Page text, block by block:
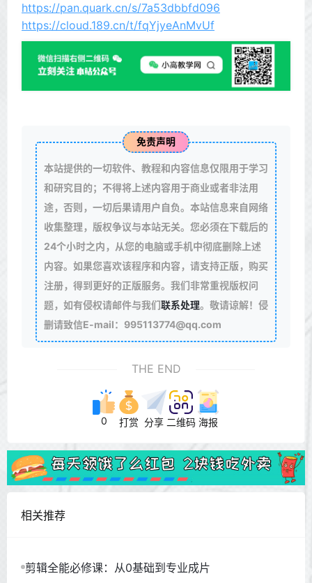
https://pan.quark.cn/s/7a53dbbfd096
https://cloud.189.cn/t/fqYjyeAnMvUf
免责声明
本站提供的一切软件、教程和内容信息仅限用于学习
和研究目的；不得将上述内容用于商业或者非法用
途，否则，一切后果请用户自负。本站信息来自网络
收集整理，版权争议与本站无关。您必须在下载后的
24个小时之内，从您的电脑或手机中彻底删除上述
内容。如果您喜欢该程序和内容，请支持正版，购买
注册，得到更好的正版服务。我们非常重视版权问
题，如有侵权请邮件与我们联系处理。敬请谅解！侵
删请致信E-mail：995113774@qq.com
THE END
0 打赏 分享 二维码 海报
相关推荐
剪辑全能必修课：从0基础到专业成片